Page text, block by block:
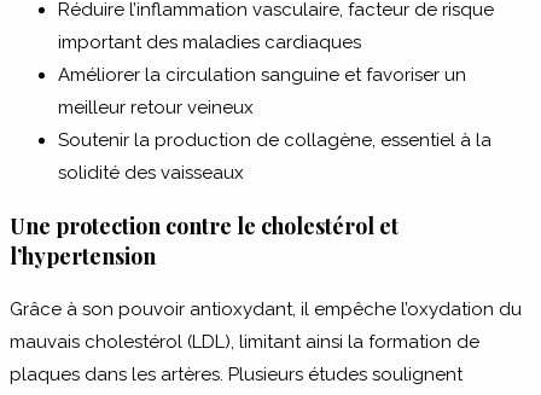
Réduire l’inflammation vasculaire, facteur de risque
important des maladies cardiaques
Améliorer la circulation sanguine et favoriser un
meilleur retour veineux
Soutenir la production de collagène, essentiel à la
solidité des vaisseaux
Une protection contre le cholestérol et
l’hypertension
Grâce à son pouvoir antioxydant, il empêche l’oxydation du
mauvais cholestérol (LDL), limitant ainsi la formation de
plaques dans les artères. Plusieurs études soulignent